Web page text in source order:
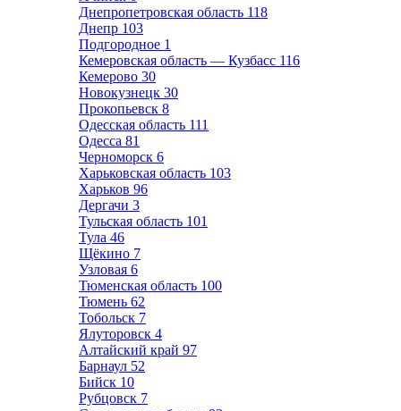
Днепропетровская область 118
Днепр 103
Подгородное 1
Кемеровская область — Кузбасс 116
Кемерово 30
Новокузнецк 30
Прокопьевск 8
Одесская область 111
Одесса 81
Черноморск 6
Харьковская область 103
Харьков 96
Дергачи 3
Тульская область 101
Тула 46
Щёкино 7
Узловая 6
Тюменская область 100
Тюмень 62
Тобольск 7
Ялуторовск 4
Алтайский край 97
Барнаул 52
Бийск 10
Рубцовск 7